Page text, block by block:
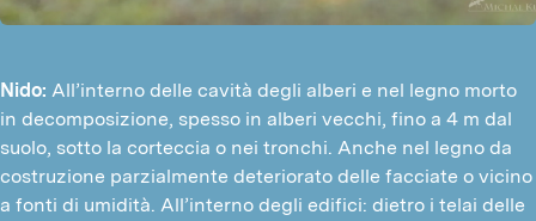
Nido: All’interno delle cavità degli alberi e nel legno morto
in decomposizione, spesso in alberi vecchi, fino a 4 m dal
suolo, sotto la corteccia o nei tronchi. Anche nel legno da
costruzione parzialmente deteriorato delle facciate o vicino
a fonti di umidità. All’interno degli edifici: dietro i telai delle